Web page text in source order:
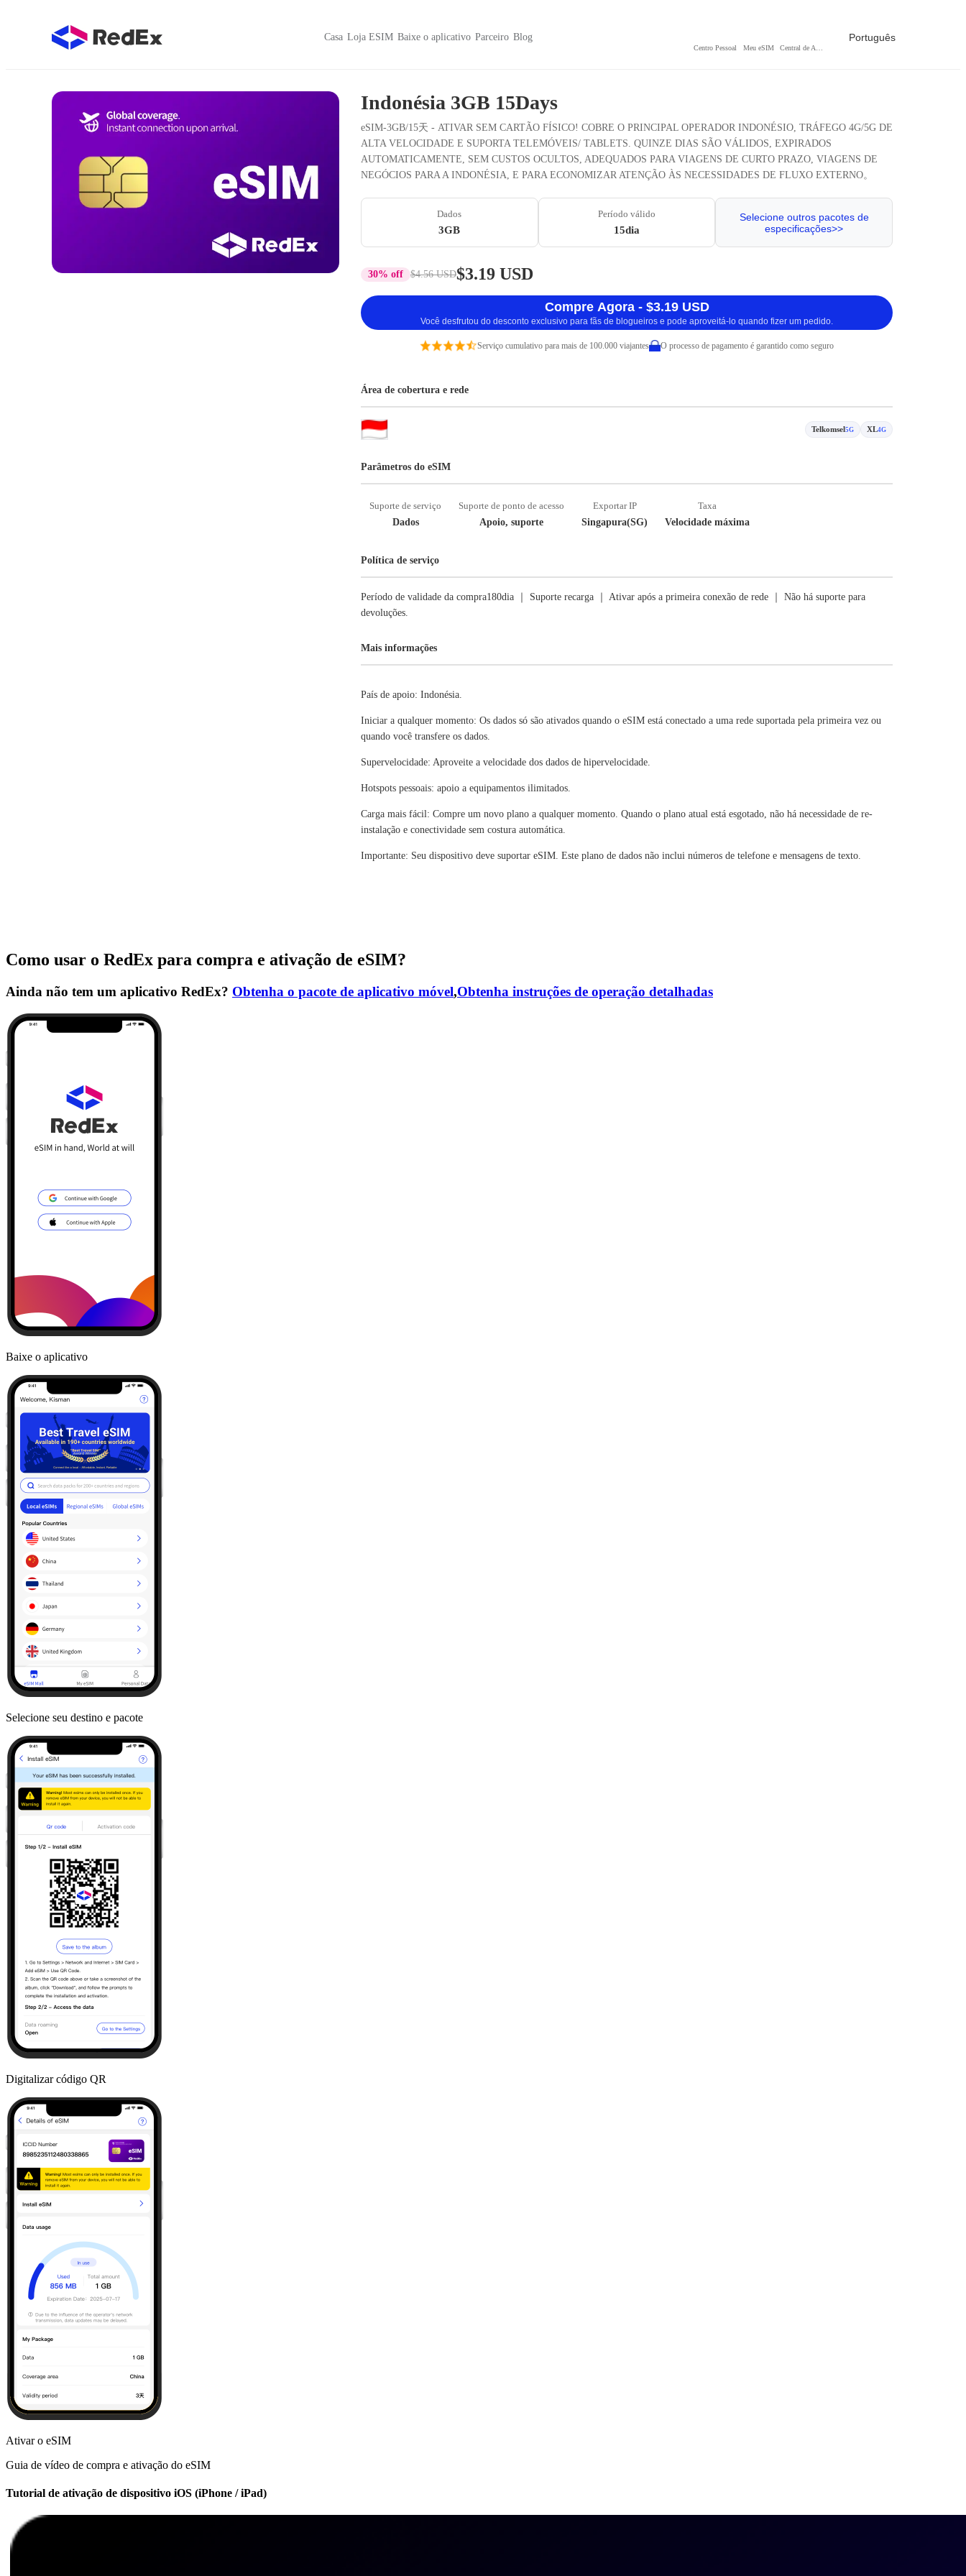
Casa Loja ESIM Baixe o aplicativo Parceiro Blog
Centro Pessoal Meu eSIM
Português
Indonésia 3GB 15Days
eSIM-3GB/15天 - ATIVAR SEM CARTÃO FÍSICO! COBRE O PRINCIPAL OPERADOR INDONÉSIO, TRÁFEGO 4G/5G DE
ALTA VELOCIDADE E SUPORTA TELEMÓVEIS/ TABLETS. QUINZE DIAS SÃO VÁLIDOS, EXPIRADOS
AUTOMATICAMENTE, SEM CUSTOS OCULTOS, ADEQUADOS PARA VIAGENS DE CURTO PRAZO, VIAGENS DE
NEGÓCIOS PARA A INDONÉSIA, E PARA ECONOMIZAR ATENÇÃO ÀS NECESSIDADES DE FLUXO EXTERNO。
Dados
3GB
Período válido
15dia
Selecione outros pacotes de
especificações>>
30% off $4.56 USD$3.19 USD
Compre Agora - $3.19 USD
Você desfrutou do desconto exclusivo para fãs de blogueiros e pode aproveitá-lo quando fizer um pedido.
Serviço cumulativo para mais de 100.000 viajantes O processo de pagamento é garantido como seguro
Área de cobertura e rede
Telkomsel5G XL4G
Parâmetros do eSIM
Suporte de serviço
Dados
Suporte de ponto de acesso
Apoio, suporte
Exportar IP
Singapura(SG)
Taxa
Velocidade máxima
Política de serviço
Período de validade da compra180dia ｜ Suporte recarga ｜ Ativar após a primeira conexão de rede ｜ Não há suporte para
devoluções.
Mais informações
País de apoio: Indonésia.
Iniciar a qualquer momento: Os dados só são ativados quando o eSIM está conectado a uma rede suportada pela primeira vez ou
quando você transfere os dados.
Supervelocidade: Aproveite a velocidade dos dados de hipervelocidade.
Hotspots pessoais: apoio a equipamentos ilimitados.
Carga mais fácil: Compre um novo plano a qualquer momento. Quando o plano atual está esgotado, não há necessidade de re-
instalação e conectividade sem costura automática.
Importante: Seu dispositivo deve suportar eSIM. Este plano de dados não inclui números de telefone e mensagens de texto.
Como usar o RedEx para compra e ativação de eSIM?
Ainda não tem um aplicativo RedEx? Obtenha o pacote de aplicativo móvel,Obtenha instruções de operação detalhadas
Baixe o aplicativo
Selecione seu destino e pacote
Digitalizar código QR
Ativar o eSIM
Guia de vídeo de compra e ativação do eSIM
Tutorial de ativação de dispositivo iOS (iPhone / iPad)